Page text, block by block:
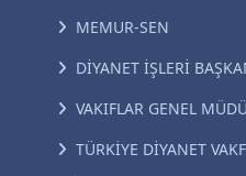
MEMUR-SEN
DİYANET İŞLERİ
VAKIFLAR GENEL
TÜRKİYE DİYANET